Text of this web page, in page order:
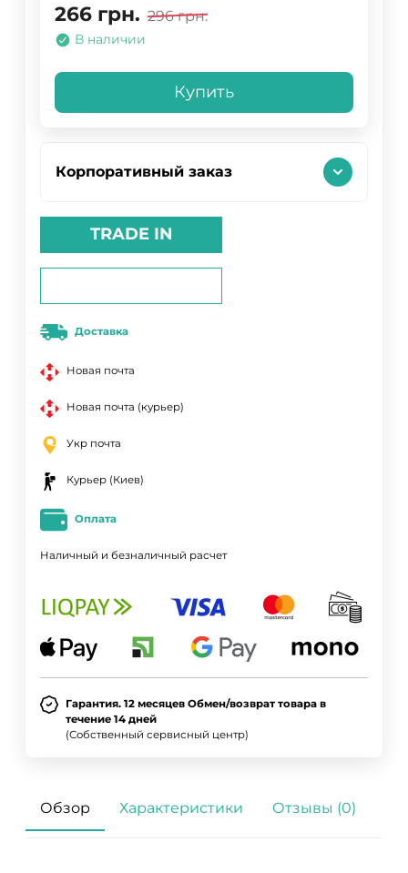
266 грн. 296 грн.
В наличии
Купить
Корпоративный заказ
TRADE IN
Доставка
Новая почта
Новая почта (курьер)
Укр почта
Курьер (Киев)
Оплата
Наличный и безналичный расчет
Гарантия. 12 месяцев Обмен/возврат товара в
течение 14 дней
(Собственный сервисный центр)
Обзор Характеристики Отзывы (0)